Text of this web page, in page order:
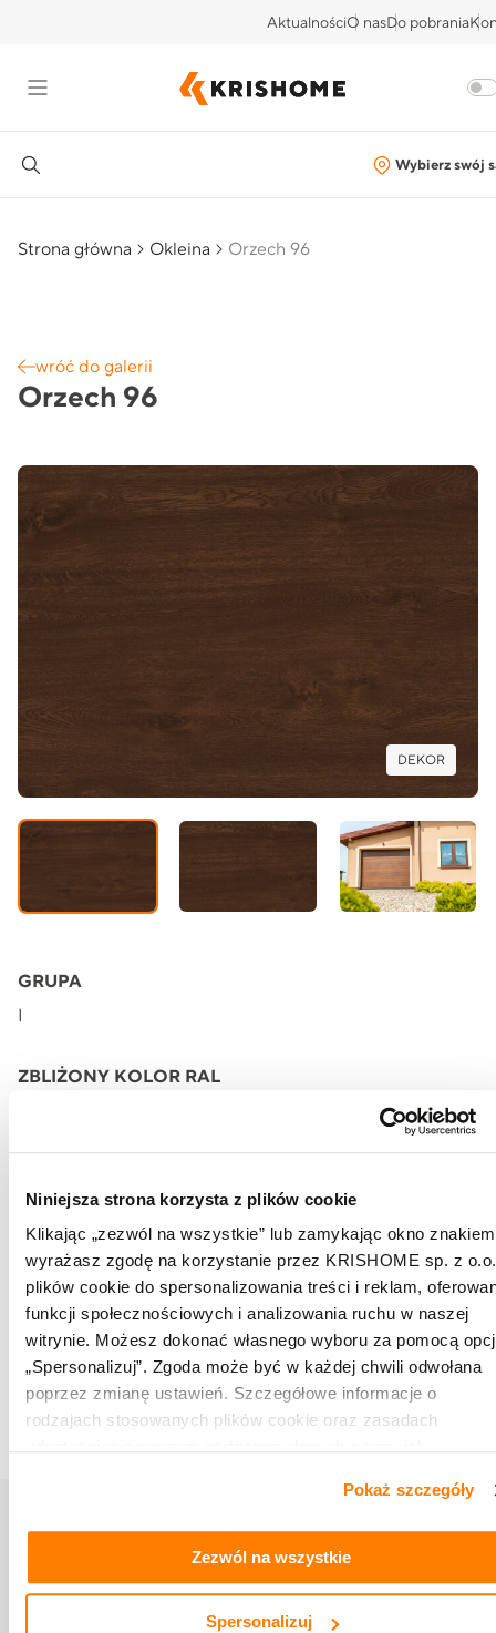
Niniejsza strona korzysta z plików cookie
Klikając „zezwól na wszystkie” lub zamykając okno
wyrażasz zgodę na korzystanie przez KRISHOME sp. z
plików cookie do spersonalizowania treści i reklam,
funkcji społecznościowych i analizowania ruchu w naszej
witrynie. Możesz dokonać własnego wyboru za pomocą
„Spersonalizuj”. Zgoda może być w każdej chwili odwołana
poprzez zmianę ustawień. Szczegółowe informacje o
rodzajach stosowanych plików cookie oraz zasadach
Polityce prywatności i
Pokaż szczegóły
Zezwól na wszystkie
Spersonalizuj
AktualnościO nasDo pobrania
Wybierz swój
Strona główna Okleina Orzech 96
Orzech 96
wróć do galerii
DEKOR
GRUPA
I
ZBLIŻONY KOLOR RAL
Ciepła tonacja brązu z bardzo ciemnymi elementami,
która bardzo dobrze łączy się zwłaszcza z modnym
motywem antracytu i czerni. Jego głęboki, ciemny kolor w
połączeniu z wyraźnym rysunkiem słojów nadaje
pomieszczeniom unikalnego charakteru. Wizualnie lekko
błyszczący charakter. Sprawdzony efekt dekoracyjny dla
kompletu stolarki.
Psary Małe, ul. Budowlana 1